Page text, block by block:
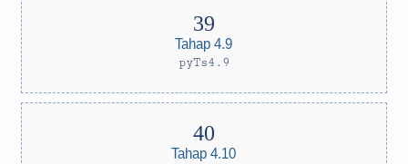
Tahap 4.9
pyTs4.9
Tahap 4.10